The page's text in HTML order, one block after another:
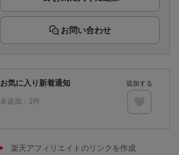
お問い合わせ
お気に入り新着通知
未追加： 2件
追加する
楽天アフィリエイトのリンクを作成